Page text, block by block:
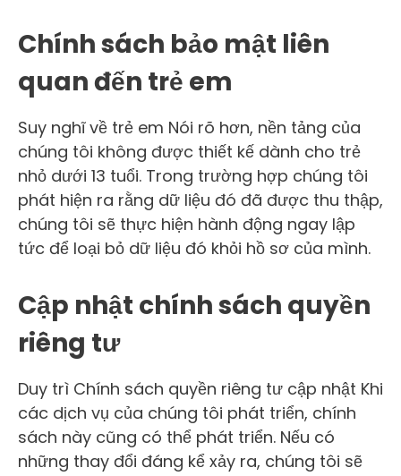
Chính sách bảo mật liên
quan đến trẻ em
Suy nghĩ về trẻ em Nói rõ hơn, nền tảng của
chúng tôi không được thiết kế dành cho trẻ
nhỏ dưới 13 tuổi. Trong trường hợp chúng tôi
phát hiện ra rằng dữ liệu đó đã được thu thập,
chúng tôi sẽ thực hiện hành động ngay lập
tức để loại bỏ dữ liệu đó khỏi hồ sơ của mình.
Cập nhật chính sách quyền
riêng tư
Duy trì Chính sách quyền riêng tư cập nhật Khi
các dịch vụ của chúng tôi phát triển, chính
sách này cũng có thể phát triển. Nếu có
những thay đổi đáng kể xảy ra, chúng tôi sẽ